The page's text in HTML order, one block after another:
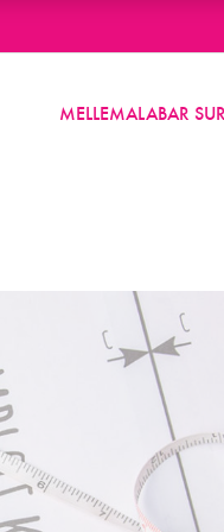
MELLEMALABAR